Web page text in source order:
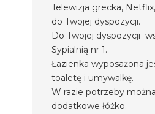
Telewizja grecka,
do Twojej dyspozycji.
Do Twojej dyspozycji
Sypialnią nr 1.
Łazienka wyposażona
toaletę i umywalkę.
W razie potrzeby
dodatkowe łóżko.